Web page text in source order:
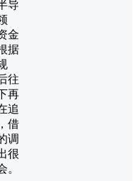
导
金
据
往
再
追
借
调
很
。